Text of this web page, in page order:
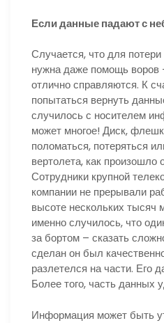
Если данные падают с
Случается, что для
нужна даже помощь
отлично справляются. К
попытаться вернуть
случилось с носителем
может многое! Диск,
поломаться, потеряться
вертолета, как
Сотрудники крупной
компании не прерывали
высоте нескольких тысяч
именно случилось, что
за бортом – сказать
сделан он был
разлетелся на части. Его
Более того, часть данных
Информация может быть